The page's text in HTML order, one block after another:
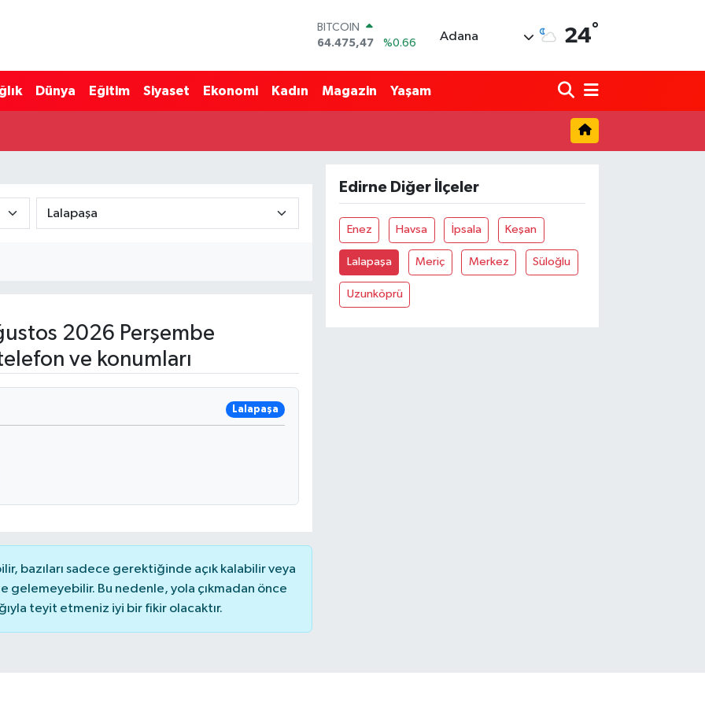
BITCOIN
64.475,47
%0.66
EURO
GRAM ALTIN
BİST100
13.703
%0
Adana 24°
Dünya Eğitim Siyaset Ekonomi Kadın Magazin Yaşam
2026 Perşembe
ve konumları
Lalapaşa
bazıları sadece gerektiğinde açık kalabilir veya
Bu nedenle, yola çıkmadan önce
teyit etmeniz iyi bir fikir olacaktır.
Edirne Diğer İlçeler
Enez Havsa İpsala Keşan
Lalapaşa Meriç Merkez Süloğlu
Uzunköprü